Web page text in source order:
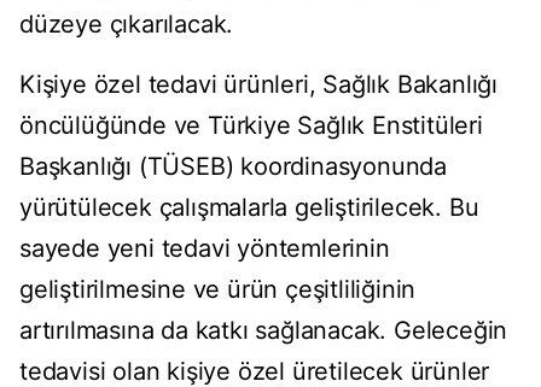
düzeye çıkarılacak.
Kişiye özel tedavi ürünleri, Sağlık Bakanlığı
öncülüğünde ve Türkiye Sağlık Enstitüleri
Başkanlığı (TÜSEB) koordinasyonunda
yürütülecek çalışmalarla geliştirilecek. Bu
sayede yeni tedavi yöntemlerinin
geliştirilmesine ve ürün çeşitliliğinin
artırılmasına da katkı sağlanacak. Geleceğin
tedavisi olan kişiye özel üretilecek ürünler